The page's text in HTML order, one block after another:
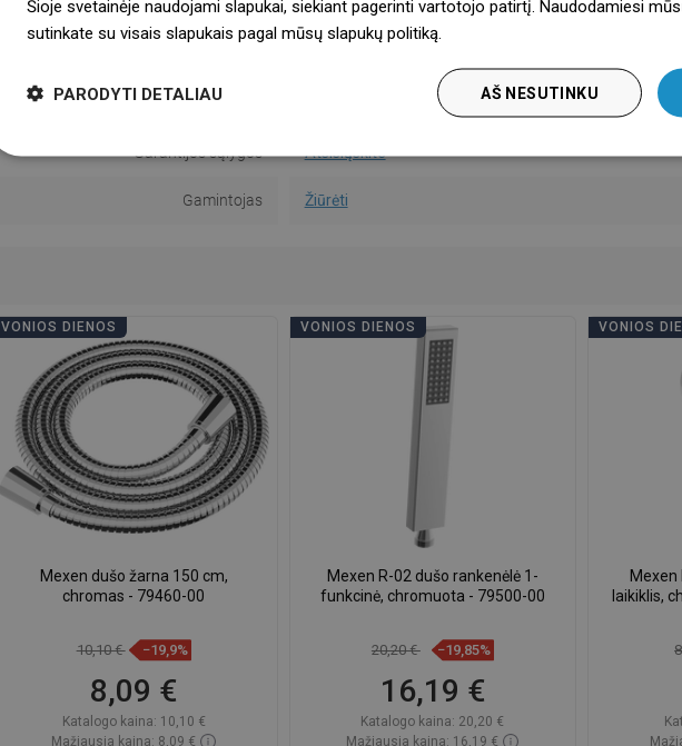
Muilinė Taip
Saugumo informacija
Garantijos sąlygos Atsisiųskite
Gamintojas Žiūrėti
VONIOS DIENOS
Mexen dušo žarna 150 cm,
chromas - 79460-00
10,10 € −19,9%
8,09 €
Katalogo kaina: 10,10 €
Mažiausia kaina: 8,09 €
VONIOS DIENOS
Mexen R-02 dušo rankenėlė 1-
funkcinė, chromuota - 79500-00
20,20 € −19,85%
16,19 €
Katalogo kaina: 20,20 €
Mažiausia kaina: 16,19 €
VONIOS
Mexen
laikiklis,
Šioje svetainėje naudojami slapukai, siekiant pagerinti vartotojo patirtį. Naudodamiesi
sutinkate su visais slapukais pagal mūsų slapukų politiką.
AŠ NESUTINKU
PARODYTI DETALIAU